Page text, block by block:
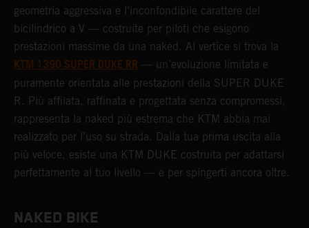
geometria aggressiva e l’inconfondibile carattere del
bicilindrico a V — costruite per piloti che esigono
prestazioni massime da una naked. Al vertice si trova la
KTM 1390 SUPER DUKE RR — un’evoluzione limitata e
puramente orientata alle prestazioni della SUPER DUKE
R. Più affilata, raffinata e progettata senza compromessi,
rappresenta la naked più estrema che KTM abbia mai
realizzato per l’uso su strada. Dalla tua prima uscita alla
più veloce, esiste una KTM DUKE costruita per adattarsi
perfettamente al tuo livello — e per spingerti ancora oltre.
NAKED BIKE